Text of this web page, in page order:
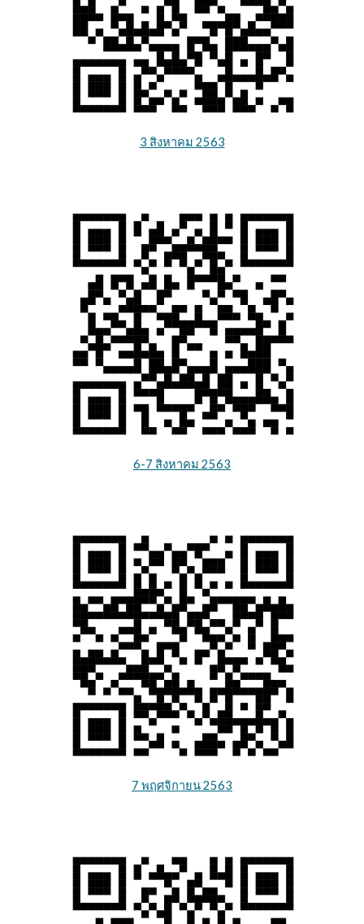
3 สิงหาคม 2563
6-7 สิงหาคม 2563
7 พฤศจิกายน 2563